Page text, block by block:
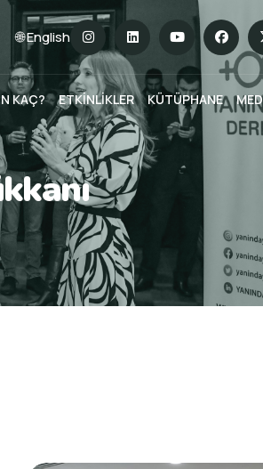
🌐 English
KAÇ? ETKİNLİKLER KÜTÜPHANE